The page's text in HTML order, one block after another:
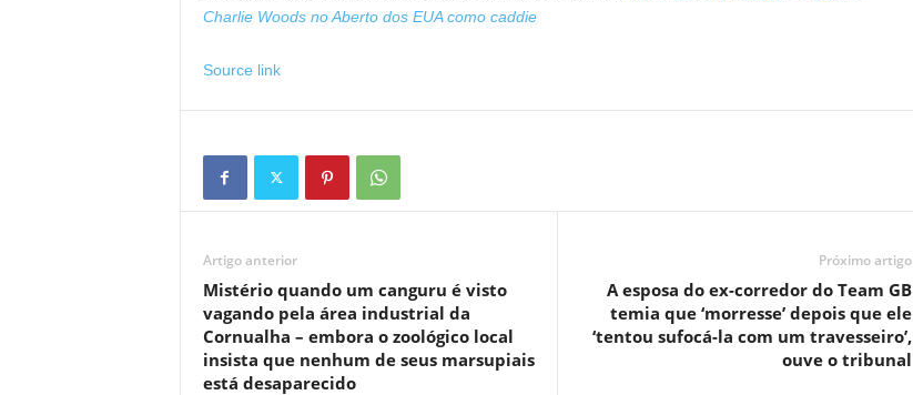
Charlie Woods no Aberto dos EUA como caddie
Source link
Artigo anterior
Mistério quando um canguru é visto
vagando pela área industrial da
Cornualha – embora o zoológico local
insista que nenhum de seus marsupiais
está desaparecido
Próximo artigo
A esposa do ex-corredor do Team GB
temia que ‘morresse’ depois que ele
‘tentou sufocá-la com um travesseiro’,
ouve o tribunal